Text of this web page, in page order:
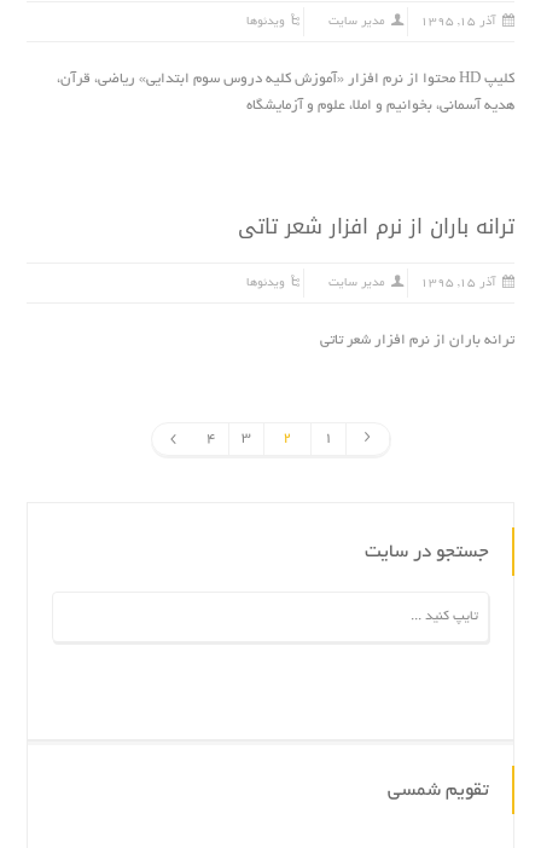
آذر ۱۵, ۱۳۹۵ مدیر سایت ویدئوها
کلیپ HD محتوا از نرم افزار «آموزش کلیه دروس سوم ابتدایى» ریاضى، قرآن،
هدیه آسمانی، بخوانیم و املا، علوم و آزمایشگاه
ترانه باران از نرم افزار شعر تاتى
آذر ۱۵, ۱۳۹۵ مدیر سایت ویدئوها
ترانه باران از نرم افزار شعر تاتى
1
2
3
4
جستجو در سایت
تقویم شمسی